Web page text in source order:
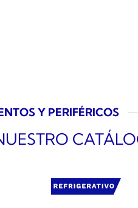
Y PERIFÉRICOS